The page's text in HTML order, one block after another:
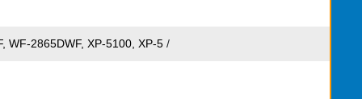
WF-2865DWF, XP-5100, XP-5 /